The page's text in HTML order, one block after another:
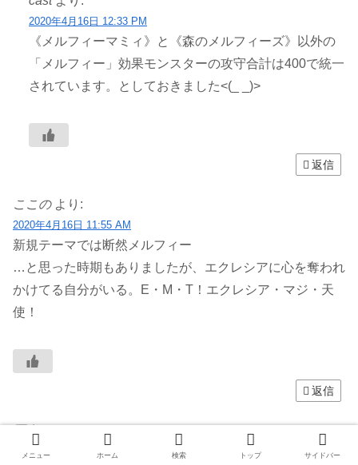
2020年4月16日 12:33 PM
《メルフィーマミィ》と《森のメルフィーズ》以外の
「メルフィー」効果モンスターの攻守合計は400で統一
されています。としておきました<(_ _)>
返信
ここの より:
2020年4月16日 11:55 AM
新規テーマでは断然メルフィー
…と思った時期もありましたが、エクレシアに心を奪われ
かけてる自分がいる。E・M・T！エクレシア・マジ・天
使！
返信
2020年4月16日 12:51 PM
メニュー ホーム 検索 トップ サイドバー